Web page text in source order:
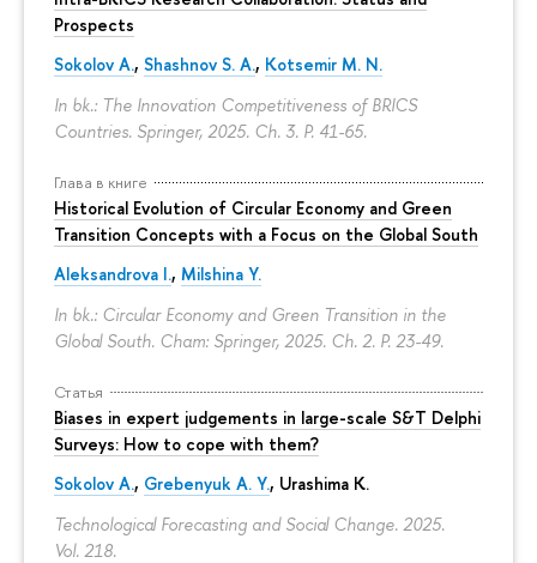
Prospects
Sokolov A., Shashnov S. A., Kotsemir M. N.
In bk.: The Innovation Competitiveness of BRICS
Countries. Springer, 2025. Ch. 3. P. 41-65.
Глава в книге
Historical Evolution of Circular Economy and Green
Transition Concepts with a Focus on the Global South
Aleksandrova I., Milshina Y.
In bk.: Circular Economy and Green Transition in the
Global South. Cham: Springer, 2025. Ch. 2. P. 23-49.
Статья
Biases in expert judgements in large-scale S&T Delphi
Surveys: How to cope with them?
Sokolov A., Grebenyuk A. Y., Urashima K.
Technological Forecasting and Social Change. 2025.
Vol. 218.